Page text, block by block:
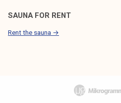
SAUNA FOR RENT
Rent the sauna →